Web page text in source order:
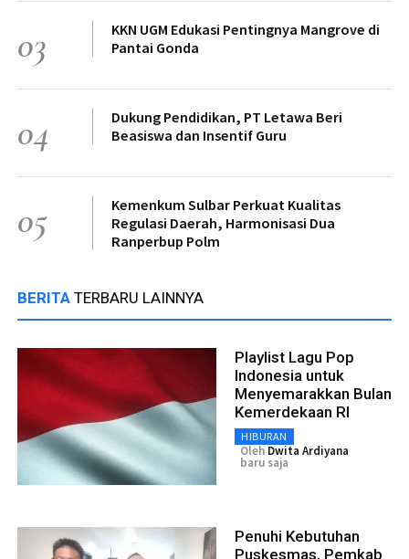
03
KKN UGM Edukasi Pentingnya Mangrove di
Pantai Gonda
04
Dukung Pendidikan, PT Letawa Beri
Beasiswa dan Insentif Guru
05
Kemenkum Sulbar Perkuat Kualitas
Regulasi Daerah, Harmonisasi Dua
Ranperbup Polm
BERITA TERBARU LAINNYA
Playlist Lagu Pop
Indonesia untuk
Menyemarakkan Bulan
Kemerdekaan RI
HIBURAN
Oleh Dwita Ardiyana
baru saja
Penuhi Kebutuhan
Puskesmas, Pemkab